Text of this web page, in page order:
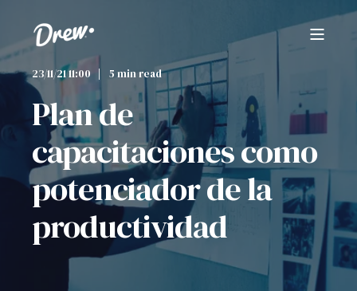
23/11/21 11:00 5 min read
Plan de
capacitaciones como
potenciador de la
productividad